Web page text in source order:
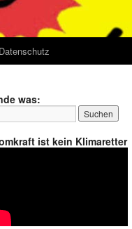
Datenschutz
was:
ist kein Klimaretter